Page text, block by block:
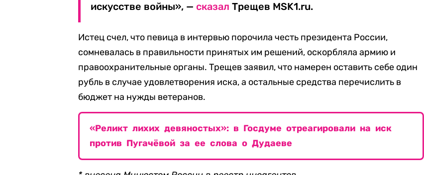
искусстве войны», — сказал Трещев MSK1.ru.
Истец счел, что певица в интервью порочила честь президента России,
сомневалась в правильности принятых им решений, оскорбляла армию и
правоохранительные органы. Трещев заявил, что намерен оставить себе один
рубль в случае удовлетворения иска, а остальные средства перечислить в
бюджет на нужды ветеранов.
«Реликт лихих девяностых»: в Госдуме отреагировали на иск
против Пугачёвой за ее слова о Дудаеве